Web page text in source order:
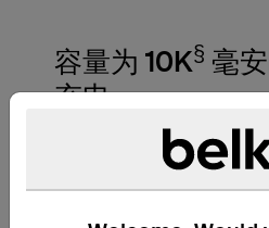
容量为 10K§ 毫
充电。
10,000 毫安时电池容量，
iPhone 15 Pro 的电量从 0
达 43 小时的播放时间。让
以便在旅途中保持联络、轻